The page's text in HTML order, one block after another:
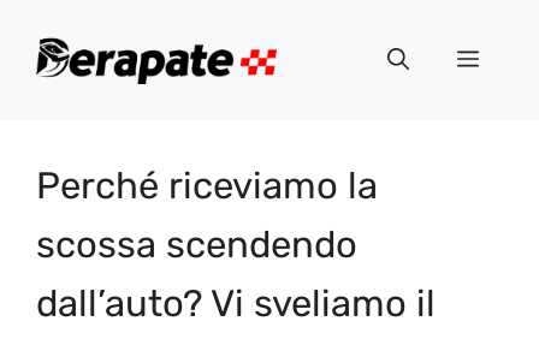
Menu
Perché riceviamo la
scossa scendendo
dall’auto? Vi sveliamo il